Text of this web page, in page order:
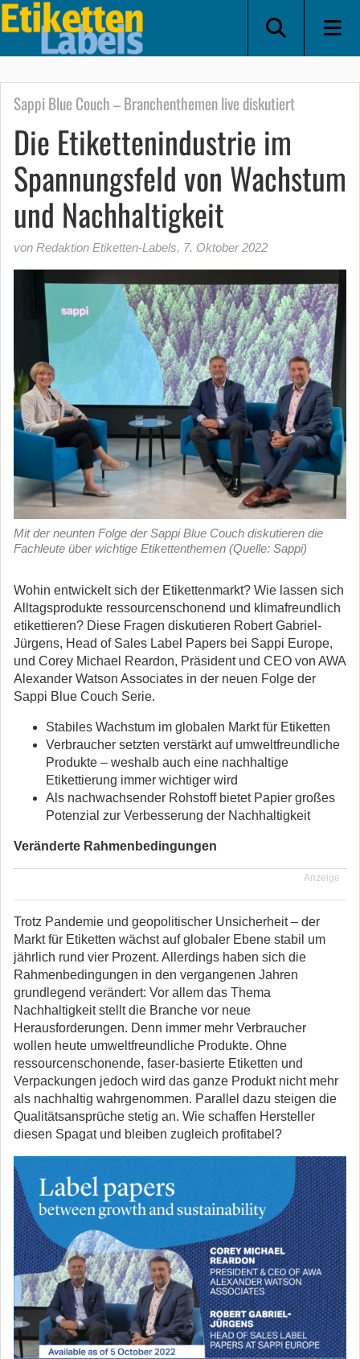
Sappi Blue Couch – Branchenthemen live diskutiert
Die Etikettenindustrie im
Spannungsfeld von Wachstum
und Nachhaltigkeit
von Redaktion Etiketten-Labels, 7. Oktober 2022
Mit der neunten Folge der Sappi Blue Couch diskutieren die
Fachleute über wichtige Etikettenthemen (Quelle: Sappi)
Wohin entwickelt sich der Etikettenmarkt? Wie lassen sich
Alltagsprodukte ressourcenschonend und klimafreundlich
etikettieren? Diese Fragen diskutieren Robert Gabriel-
Jürgens, Head of Sales Label Papers bei Sappi Europe,
und Corey Michael Reardon, Präsident und CEO von AWA
Alexander Watson Associates in der neuen Folge der
Sappi Blue Couch Serie.
Stabiles Wachstum im globalen Markt für Etiketten
Verbraucher setzten verstärkt auf umweltfreundliche
Produkte – weshalb auch eine nachhaltige
Etikettierung immer wichtiger wird
Als nachwachsender Rohstoff bietet Papier großes
Potenzial zur Verbesserung der Nachhaltigkeit
Veränderte Rahmenbedingungen
Anzeige
Trotz Pandemie und geopolitischer Unsicherheit – der
Markt für Etiketten wächst auf globaler Ebene stabil um
jährlich rund vier Prozent. Allerdings haben sich die
Rahmenbedingungen in den vergangenen Jahren
grundlegend verändert: Vor allem das Thema
Nachhaltigkeit stellt die Branche vor neue
Herausforderungen. Denn immer mehr Verbraucher
wollen heute umweltfreundliche Produkte. Ohne
ressourcenschonende, faser-basierte Etiketten und
Verpackungen jedoch wird das ganze Produkt nicht mehr
als nachhaltig wahrgenommen. Parallel dazu steigen die
Qualitätsansprüche stetig an. Wie schaffen Hersteller
diesen Spagat und bleiben zugleich profitabel?